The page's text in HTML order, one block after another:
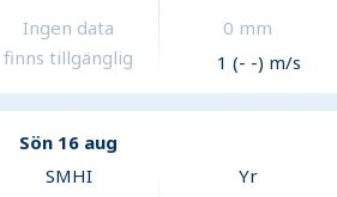
Ingen data
finns tillgänglig
0 mm
1 (- -) m/s
Sön 16 aug
SMHI Yr